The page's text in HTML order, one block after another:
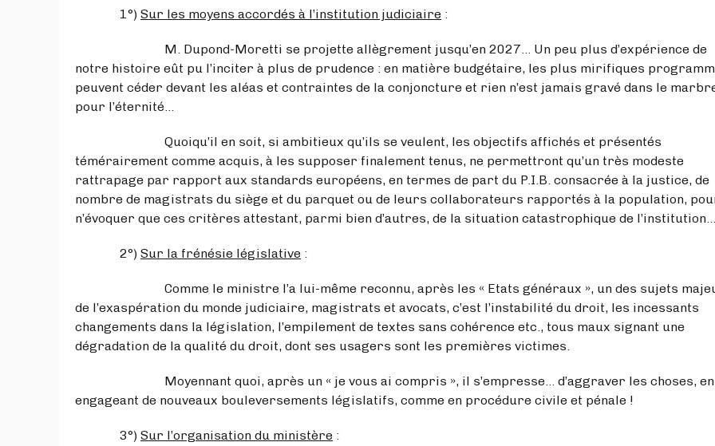
1°) Sur les moyens accordés à l’institution judiciaire :
M. Dupond-Moretti se projette allègrement jusqu’en 2027… Un peu plus d’expérience de
notre histoire eût pu l’inciter à plus de prudence : en matière budgétaire, les plus mirifiques
peuvent céder devant les aléas et contraintes de la conjoncture et rien n’est jamais gravé dans le
pour l’éternité…
Quoiqu’il en soit, si ambitieux qu’ils se veulent, les objectifs affichés et présentés
témérairement comme acquis, à les supposer finalement tenus, ne permettront qu’un très modeste
rattrapage par rapport aux standards européens, en termes de part du P.I.B. consacrée à la justice, de
nombre de magistrats du siège et du parquet ou de leurs collaborateurs rapportés à la population,
n’évoquer que ces critères attestant, parmi bien d’autres, de la situation catastrophique de l’institution…
2°) Sur la frénésie législative :
Comme le ministre l’a lui-même reconnu, après les « Etats généraux », un des sujets
de l’exaspération du monde judiciaire, magistrats et avocats, c’est l’instabilité du droit, les incessants
changements dans la législation, l’empilement de textes sans cohérence etc., tous maux signant une
dégradation de la qualité du droit, dont ses usagers sont les premières victimes.
Moyennant quoi, après un « je vous ai compris », il s’empresse… d’aggraver les choses, en
engageant de nouveaux bouleversements législatifs, comme en procédure civile et pénale !
3°) Sur l’organisation du ministère :